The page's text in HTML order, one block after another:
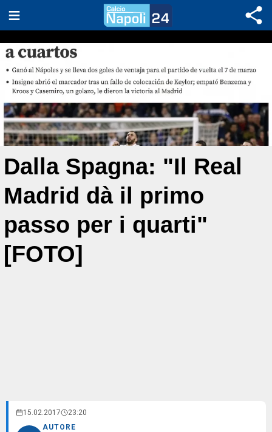
Dalla Spagna: "Il Real
Madrid dà il primo
passo per i quarti"
[FOTO]
15.02.2017 23:20
AUTORE